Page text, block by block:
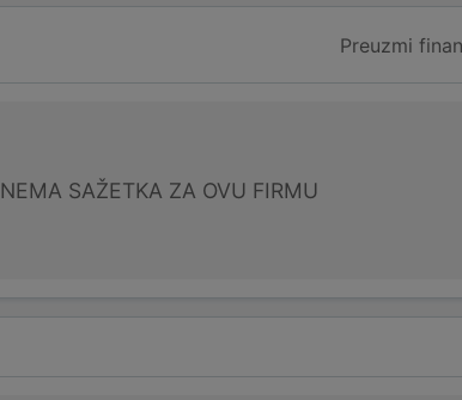
Preuzmi
NEMA SAŽETKA ZA OVU FIRMU